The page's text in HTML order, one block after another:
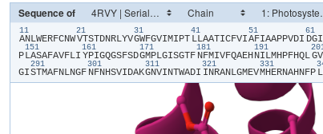
Sequence of
11
​A​​N​​L​​W​​E​​R​​F​​C​​N​​W​
21
​V​​T​​S​​T​​D​​N​​R​​L​​Y​​V​
31
​G​​W​​F​​G​​V​​I​​M​​I​​P​​T​
41
​L​​L​​A​​A​​T​​I​​C​​F​​V​​I​
51
​A​​F​​I​​A​​A​​P​​P​​V​​D​​I​ ​D​​G​​I​
P​
151
​L​​A​​S​​A​​F​​A​​V​​F​​L​​I​
161
​Y​​P​​I​​G​​Q​​G​​S​​F​​S​​D​
171
​G​​M​​P​​L​​G​​I​​S​​G​​T​​F​
181
​N​​F​​M​​I​​V​​F​​Q​​A​​E​​H​
191
​N​​I​​L​​M​​H​​P​​F​​H​​Q​​L​​G​​V​
G​​I​
291
​S​​T​​M​​A​​F​​N​​L​​N​​G​​F​
301
​N​​F​​N​​H​​S​​V​​I​​D​​A​​K​
311
​G​​N​​V​​I​​N​​T​​W​​A​​D​​I​
321
​I​​N​​R​​A​​N​​L​​G​​M​​E​​V​
331
​M​​H​​E​​R​​N​​A​​H​​N​​F​​P​ ​L​